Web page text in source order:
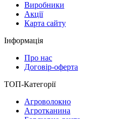
Виробники
Акції
Карта сайту
Інформація
Про нас
Договір-оферта
ТОП-Категорії
Агроволокно
Агротканина